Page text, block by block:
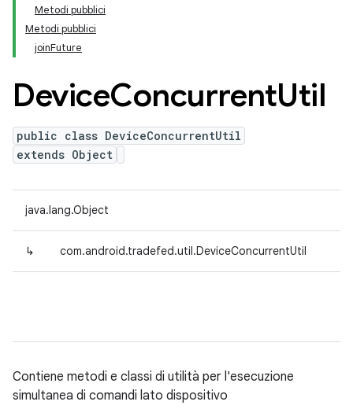
Metodi pubblici
Metodi pubblici
joinFuture
DeviceConcurrentUtil
public class DeviceConcurrentUtil
extends Object
java.lang.Object
↳ com.android.tradefed.util.DeviceConcurrentUtil
Contiene metodi e classi di utilità per l'esecuzione
simultanea di comandi lato dispositivo